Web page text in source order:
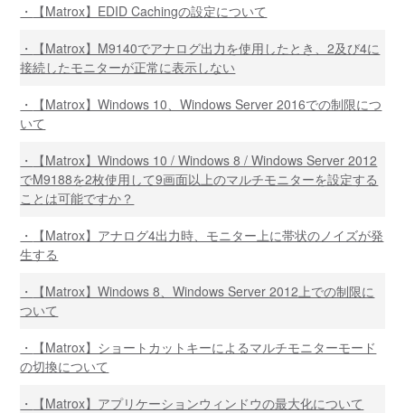
【Matrox】EDID Cachingの設定について
【Matrox】M9140でアナログ出力を使用したとき、2及び4に
接続したモニターが正常に表示しない
【Matrox】Windows 10、Windows Server 2016での制限につ
いて
【Matrox】Windows 10 / Windows 8 / Windows Server 2012
でM9188を2枚使用して9画面以上のマルチモニターを設定する
ことは可能ですか？
【Matrox】アナログ4出力時、モニター上に帯状のノイズが発
生する
【Matrox】Windows 8、Windows Server 2012上での制限に
ついて
【Matrox】ショートカットキーによるマルチモニターモード
の切換について
【Matrox】アプリケーションウィンドウの最大化について